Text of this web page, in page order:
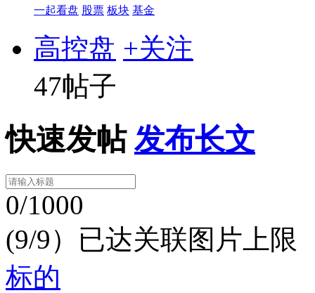
一起看盘 股票 板块 基金
高控盘 +关注
47帖子
快速发帖 发布长文
0/1000
(9/9）已达关联图片上限
标的